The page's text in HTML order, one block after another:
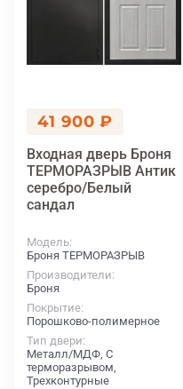
41 900 ₽
Входная дверь Броня
ТЕРМОРАЗРЫВ Антик
серебро/Белый
сандал
Модель
Броня ТЕРМОРАЗРЫВ
Производители
Броня
Покрытие
Порошково-полимерное
Тип двери
Металл/МДФ, С
терморазрывом,
Трехконтурные